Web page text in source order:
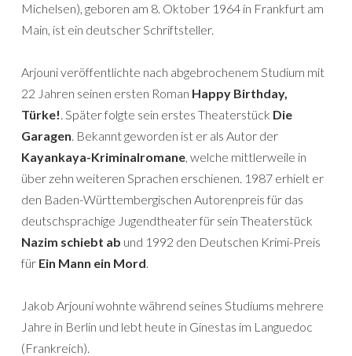
Michelsen), geboren am 8. Oktober 1964 in Frankfurt am
Main, ist ein deutscher Schriftsteller.
Arjouni veröffentlichte nach abgebrochenem Studium mit
22 Jahren seinen ersten Roman Happy Birthday,
Türke!. Später folgte sein erstes Theaterstück Die
Garagen. Bekannt geworden ist er als Autor der
Kayankaya-Kriminalromane, welche mittlerweile in
über zehn weiteren Sprachen erschienen. 1987 erhielt er
den Baden-Württembergischen Autorenpreis für das
deutschsprachige Jugendtheater für sein Theaterstück
Nazim schiebt ab und 1992 den Deutschen Krimi-Preis
für Ein Mann ein Mord.
Jakob Arjouni wohnte während seines Studiums mehrere
Jahre in Berlin und lebt heute in Ginestas im Languedoc
(Frankreich).